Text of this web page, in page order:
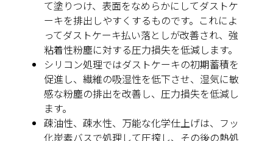
て塗りつけ、表面をなめらかにしてダストケ
ーキを排出しやすくするものです。これによ
ってダストケーキ払い落としが改善され、強
粘着性粉塵に対する圧力損失を低減します。
シリコン処理ではダストケーキの初期蓄積を
促進し、繊維の吸湿性を低下させ、湿気に敏
感な粉塵の排出を改善し、圧力損失を低減し
ます。
疎油性、疎水性、万能な化学仕上げは、フッ
化炭素バスで処理して圧搾し、その後の熱処